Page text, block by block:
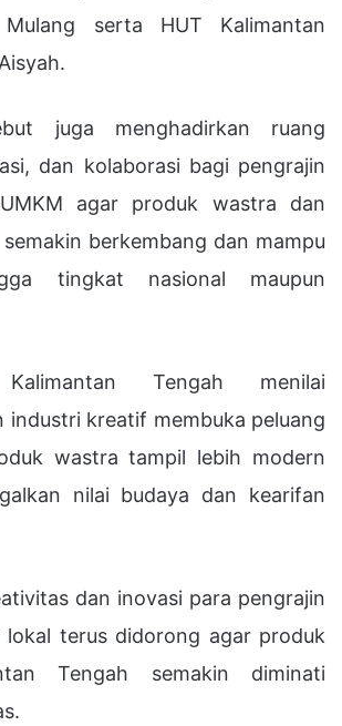
serta HUT Kalimantan
juga menghadirkan ruang
dan kolaborasi bagi pengrajin
agar produk wastra dan
berkembang dan mampu
tingkat nasional maupun
Kalimantan Tengah menilai
industri kreatif membuka peluang
wastra tampil lebih modern
nilai budaya dan kearifan
dan inovasi para pengrajin
lokal terus didorong agar produk
Tengah semakin diminati